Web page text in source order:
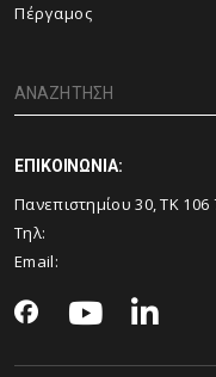
Πέργαμος
ΕΠΙΚΟΙΝΩΝΙΑ:
Πανεπιστημίου 30, ΤΚ
Τηλ:
Email: